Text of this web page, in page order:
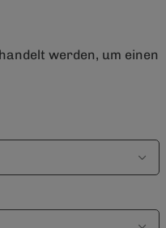
werden, um einen